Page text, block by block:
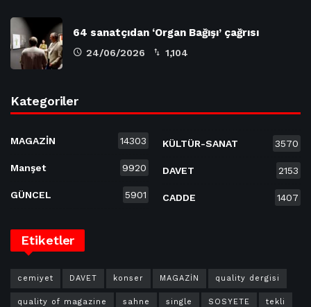
64 sanatçıdan ‘Organ Bağışı’ çağrısı
24/06/2026 1,104
Kategoriler
MAGAZİN 14303
Manşet 9920
GÜNCEL 5901
KÜLTÜR-SANAT 3570
DAVET 2153
CADDE 1407
Etiketler
cemiyet DAVET konser MAGAZİN quality dergisi
quality of magazine sahne single SOSYETE tekli